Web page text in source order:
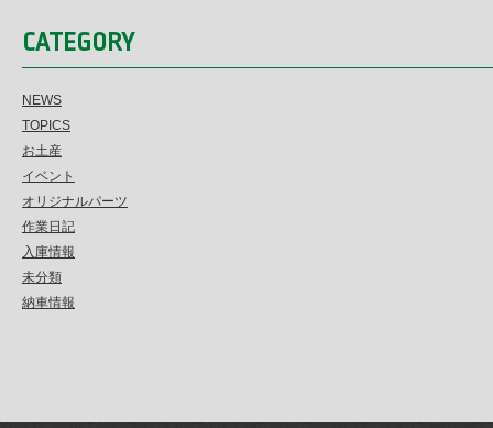
CATEGORY
NEWS
TOPICS
お土産
イベント
オリジナルパーツ
作業日記
入庫情報
未分類
納車情報